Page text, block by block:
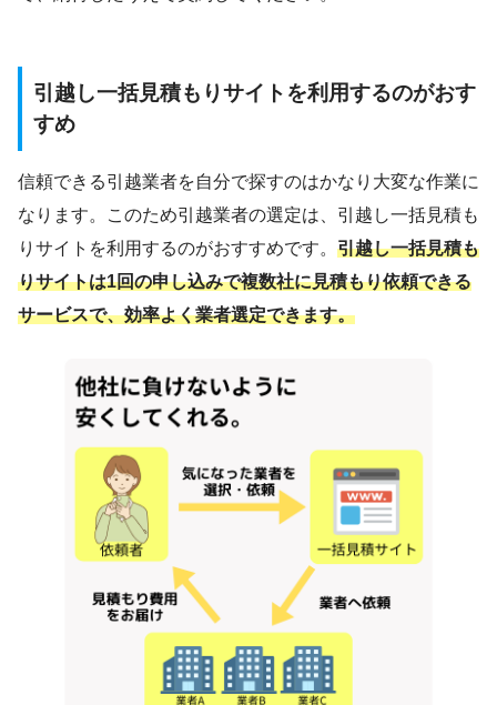
引越し一括見積もりサイトを利用するのがおす
すめ
信頼できる引越業者を自分で探すのはかなり大変な作業に
なります。このため引越業者の選定は、引越し一括見積も
りサイトを利用するのがおすすめです。 引越し一括見積も
りサイトは1回の申し込みで複数社に見積もり依頼できる
サービスで、効率よく業者選定できます。